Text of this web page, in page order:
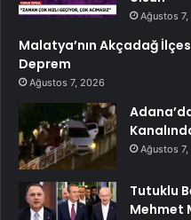
Ağustos
Malatya’nın Akçadağ
Deprem
Ağustos 7, 2026
Ağustos
Tutuklu
Mehmet